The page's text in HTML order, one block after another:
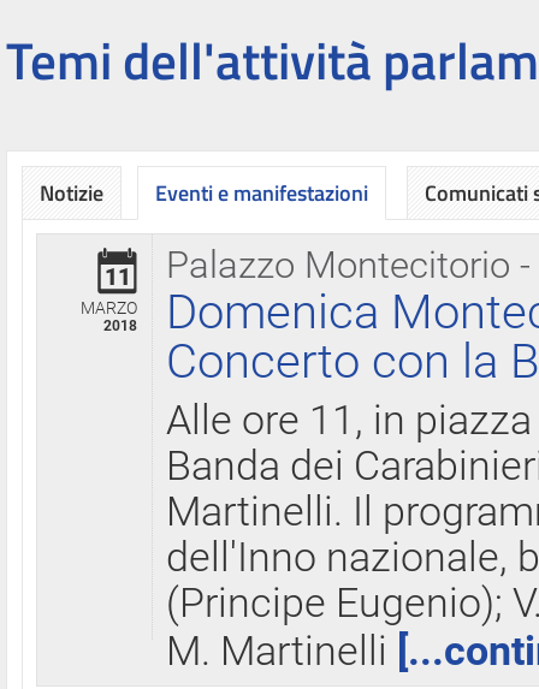
Temi dell'attività
Notizie Eventi e manifestazioni
Palazzo Montecitorio
11
MARZO
2018
Domenica
Concerto con la
Alle ore 11, in
Banda dei
Martinelli. Il
dell'Inno nazionale,
(Principe Eugenio);
M. Martinelli
Comunicati